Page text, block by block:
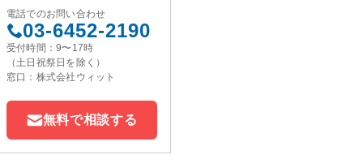
電話でのお問い合わせ
03-6452-2190
受付時間：9〜17時
（土日祝祭日を除く）
窓口：株式会社ウィット
無料で相談する